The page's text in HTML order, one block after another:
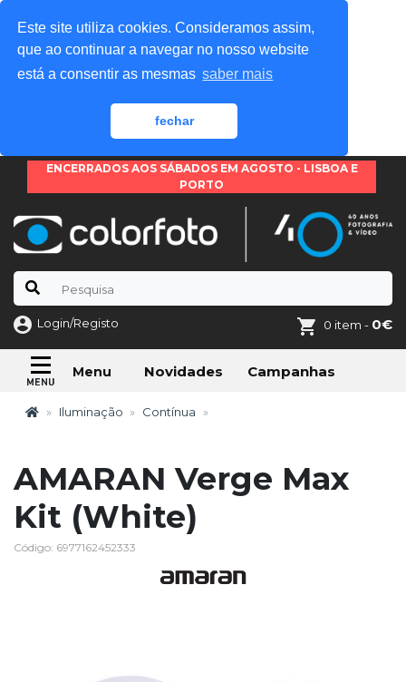
Este site utiliza cookies. Consideramos assim,
que ao continuar a navegar no nosso website
está a consentir as mesmas saber mais
fechar
ENCERRADOS AOS SÁBADOS EM AGOSTO - LISBOA E
PORTO
Login/Registo 0 item - 0€
Menu Novidades Campanhas
Iluminação Contínua
AMARAN Verge Max
Kit (White)
Código: 6977162452333